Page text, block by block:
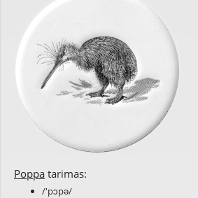
Poppa tarimas:
/'pɔpə/